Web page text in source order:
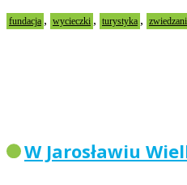
fundacja , wycieczki , turystyka ,
W Jarosławiu